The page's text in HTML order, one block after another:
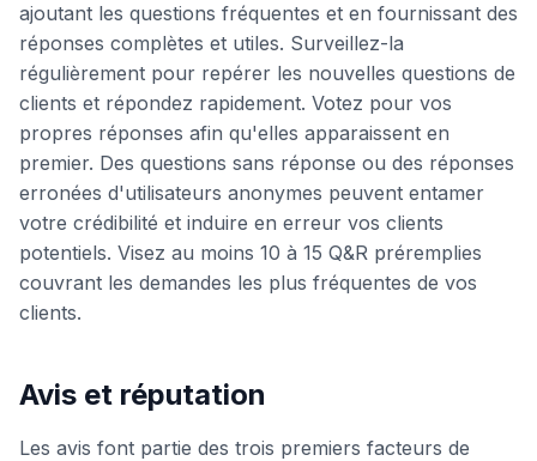
ajoutant les questions fréquentes et en fournissant des
réponses complètes et utiles. Surveillez-la
régulièrement pour repérer les nouvelles questions de
clients et répondez rapidement. Votez pour vos
propres réponses afin qu'elles apparaissent en
premier. Des questions sans réponse ou des réponses
erronées d'utilisateurs anonymes peuvent entamer
votre crédibilité et induire en erreur vos clients
potentiels. Visez au moins 10 à 15 Q&R préremplies
couvrant les demandes les plus fréquentes de vos
clients.
Avis et réputation
Les avis font partie des trois premiers facteurs de